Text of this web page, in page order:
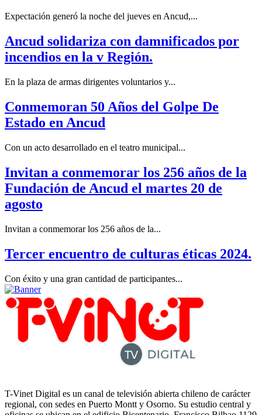
Expectación generó la noche del jueves en Ancud,...
Ancud solidariza con damnificados por
incendios en la v Región.
En la plaza de armas dirigentes voluntarios y...
Conmemoran 50 Años del Golpe De
Estado en Ancud
Con un acto desarrollado en el teatro municipal...
Invitan a conmemorar los 256 años de la
Fundación de Ancud el martes 20 de
agosto
Invitan a conmemorar los 256 años de la...
Tercer encuentro de culturas éticas 2024.
Con éxito y una gran cantidad de participantes...
T-Vinet Digital es un canal de televisión abierta chileno de carácter
regional, con sedes en Puerto Montt y Osorno. Su estudio central y